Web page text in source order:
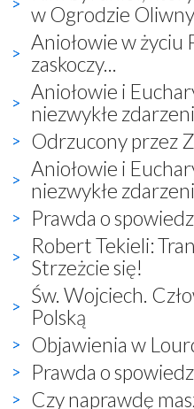
w Ogrodzie
Aniołowie w życiu
zaskoczy...
Aniołowie i
niezwykłe
Odrzucony przez
Aniołowie i
niezwykłe
Prawda o
Robert Tekieli:
Strzeżcie się!
Św. Wojciech.
Polską
Objawienia w
Prawda o
Czy naprawdę